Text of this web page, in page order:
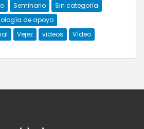
Seminario
Sin categoría
de apoyo
Vejez videos Vídeo